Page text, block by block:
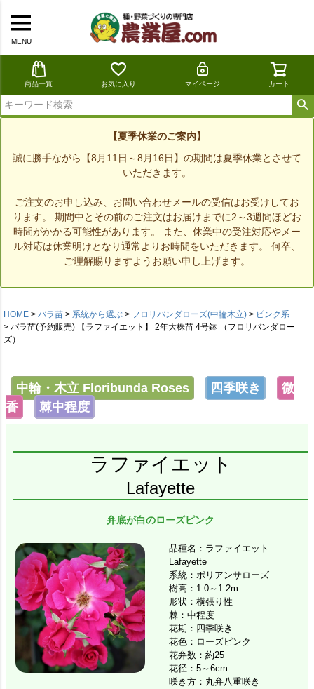
MENU
商品一覧 お気に入り マイページ カート
【夏季休業のご案内】
誠に勝手ながら【8月11日～8月16日】の期間は夏季休業とさせて
いただきます。
ご注文のお申し込み、お問い合わせメールの受信はお受けしてお
ります。 期間中とその前のご注文はお届けまでに2～3週間ほどお
時間がかかる可能性があります。 また、休業中の受注対応やメー
ル対応は休業明けとなり通常よりお時間をいただきます。 何卒、
ご理解賜りますようお願い申し上げます。
HOME バラ苗 系統から選ぶ フロリバンダローズ(中輪木立)
ピンク系
バラ苗(予約販売) 【ラファイエット】 2年大株苗 4号鉢 （フロリバンダロー
ズ）
中輪・木立 Floribunda Roses 四季咲き
微
香
棘中程度
ラファイエット
Lafayette
弁底が白のローズピンク
品種名：ラファイエット
Lafayette
系統：ポリアンサローズ
樹高：1.0～1.2m
形状：横張り性
棘：中程度
花期：四季咲き
花色：ローズピンク
花弁数：約25
花径：5～6cm
咲き方：丸弁八重咲き